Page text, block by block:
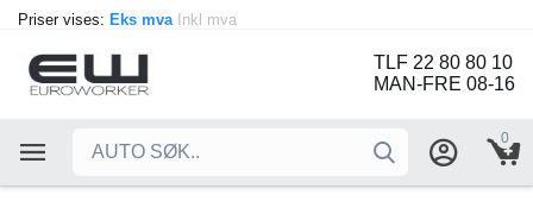
Priser vises: Eks mva Inkl mva
TLF 22 80 80 10
MAN-FRE 08-16
0